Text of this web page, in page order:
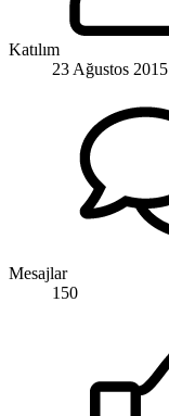
Katılım
23 Ağustos 2015
Mesajlar
150